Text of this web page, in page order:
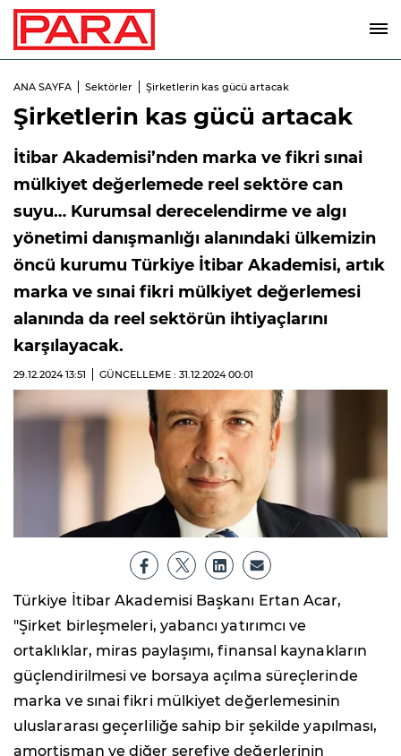
ANA SAYFA Sektörler Şirketlerin kas gücü artacak
Şirketlerin kas gücü artacak
İtibar Akademisi’nden marka ve fikri sınai
mülkiyet değerlemede reel sektöre can
suyu… Kurumsal derecelendirme ve algı
yönetimi danışmanlığı alanındaki ülkemizin
öncü kurumu Türkiye İtibar Akademisi, artık
marka ve sınai fikri mülkiyet değerlemesi
alanında da reel sektörün ihtiyaçlarını
karşılayacak.
29.12.202413:51 GÜNCELLEME : 31.12.202400:01
Türkiye İtibar Akademisi Başkanı Ertan Acar,
"Şirket birleşmeleri, yabancı yatırımcı ve
ortaklıklar, miras paylaşımı, finansal kaynakların
güçlendirilmesi ve borsaya açılma süreçlerinde
marka ve sınai fikri mülkiyet değerlemesinin
uluslararası geçerliliğe sahip bir şekilde yapılması,
amortisman ve diğer şerefiye değerlerinin